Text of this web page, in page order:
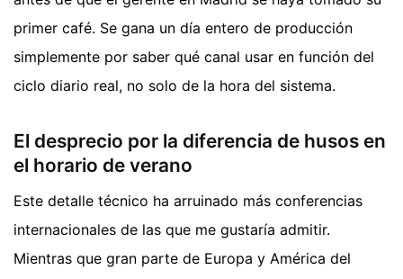
primer café. Se gana un día entero de producción
simplemente por saber qué canal usar en función del
ciclo diario real, no solo de la hora del sistema.
El desprecio por la diferencia de husos en
el horario de verano
Este detalle técnico ha arruinado más conferencias
internacionales de las que me gustaría admitir.
Mientras que gran parte de Europa y América del